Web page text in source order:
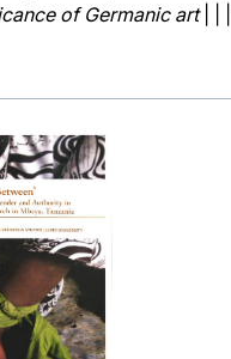
of Germanic art| | |